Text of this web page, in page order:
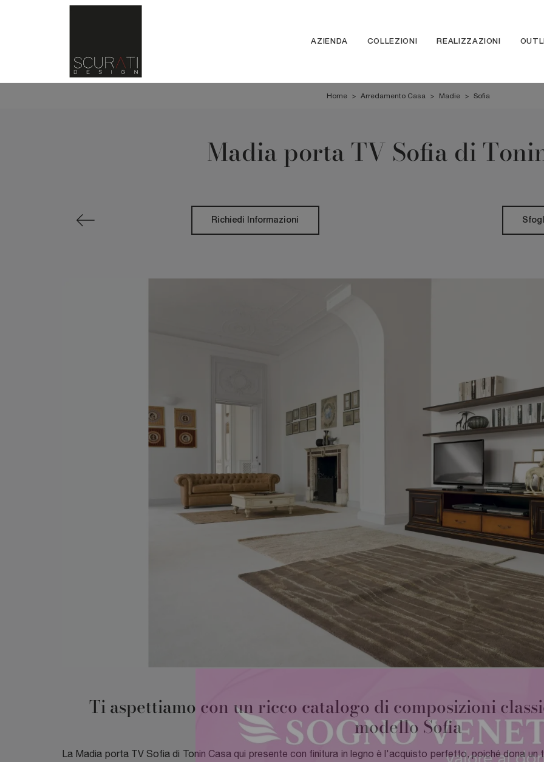
AZIENDA COLLEZIONI REALIZZAZIONI
Home > Arredamento Casa > Madie > Sofia
Madia porta TV Sofia di
Richiedi Informazioni
Ti aspettiamo con un ricco catalogo di composizioni
modello Sofia
La Madia porta TV Sofia di Tonin Casa qui presente con finitura in legno è l'acquisto perfetto, poiché dona